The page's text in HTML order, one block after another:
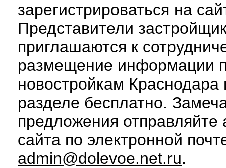
зарегистрироваться на
Представители
приглашаются к
размещение информации
новостройкам
разделе бесплатно.
предложения отправляйте
сайта по электронной
admin@dolevoe.net.ru.